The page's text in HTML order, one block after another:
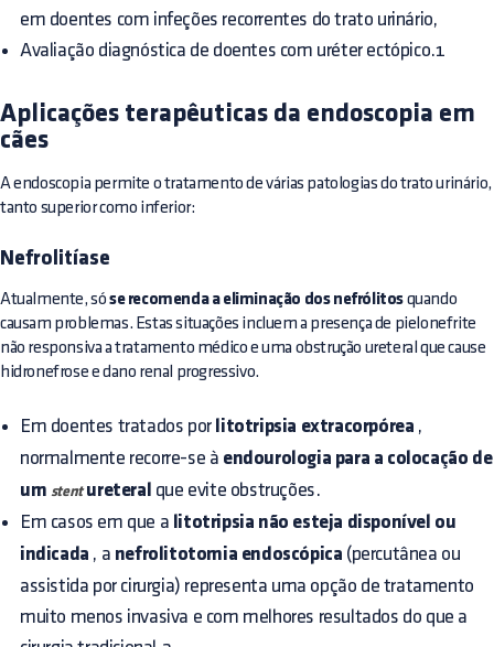
em doentes com infeções recorrentes do trato urinário,
Avaliação diagnóstica de doentes com uréter ectópico.1
Aplicações terapêuticas da endoscopia em
cães
A endoscopia permite o tratamento de várias patologias do trato urinário,
tanto superior como inferior:
Nefrolitíase
Atualmente, só se recomenda a eliminação dos nefrólitos quando
causam problemas. Estas situações incluem a presença de pielonefrite
não responsiva a tratamento médico e uma obstrução ureteral que cause
hidronefrose e dano renal progressivo.
Em doentes tratados por litotripsia extracorpórea ,
normalmente recorre-se à endourologia para a colocação de
um stentureteral que evite obstruções.
Em casos em que a litotripsia não esteja disponível ou
indicada , a nefrolitotomia endoscópica (percutânea ou
assistida por cirurgia) representa uma opção de tratamento
muito menos invasiva e com melhores resultados do que a